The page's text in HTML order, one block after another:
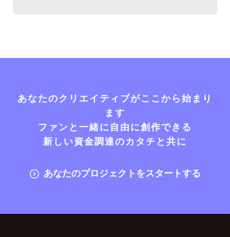
あなたのクリエイティブがここから始まり
ます
ファンと一緒に自由に創作できる
新しい資金調達のカタチと共に
あなたのプロジェクトをスタートする